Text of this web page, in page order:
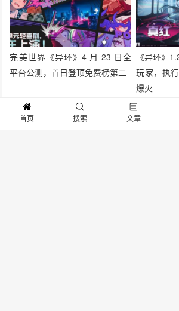
完美世界《异环》4 月 23 日全
平台公测，首日登顶免费榜第二
《异环》
玩家，执
爆火
首页 搜索 文章